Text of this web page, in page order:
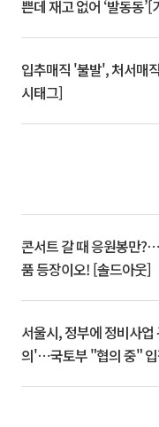
쁜데 재고 없어 ‘발동동’[
입추매직 '불발', 처서매
시태그]
콘서트 갈 때 응원봉만
품 등장이오! [솔드아웃]
서울시, 정부에 정비사업
의'⋯국토부 "협의 중"